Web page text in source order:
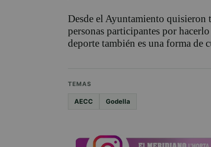
Desde el Ayuntamiento quisieron
personas participantes por
deporte también es una forma de
TEMAS
AECC Godella